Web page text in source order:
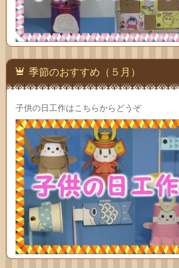
季節のおすすめ（５月）
子供の日工作はこちらからどうぞ